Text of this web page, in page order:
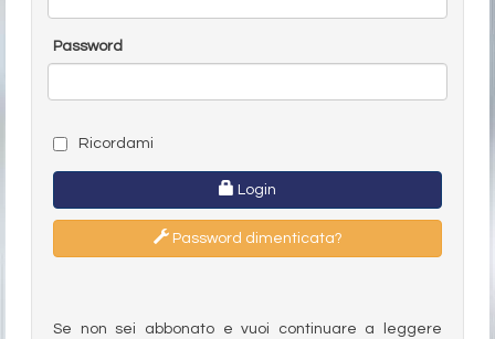
Password
Ricordami
Login
Password dimenticata?
Se non sei abbonato e vuoi continuare a leggere